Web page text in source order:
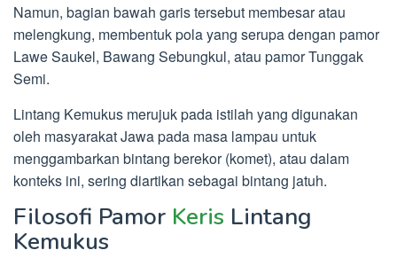
Namun, bagian bawah garis tersebut membesar atau
melengkung, membentuk pola yang serupa dengan pamor
Lawe Saukel, Bawang Sebungkul, atau pamor Tunggak
Semi.
Lintang Kemukus merujuk pada istilah yang digunakan
oleh masyarakat Jawa pada masa lampau untuk
menggambarkan bintang berekor (komet), atau dalam
konteks ini, sering diartikan sebagai bintang jatuh.
Filosofi Pamor Keris Lintang
Kemukus